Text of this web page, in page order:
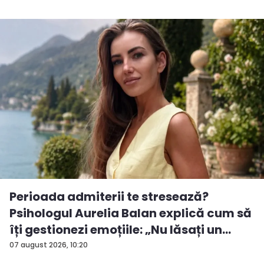
07 august 2026, 10:20
Perioada admiterii te stresează?
Psihologul Aurelia Balan explică cum să
îți gestionezi emoțiile: „Nu lăsați un
rezu...